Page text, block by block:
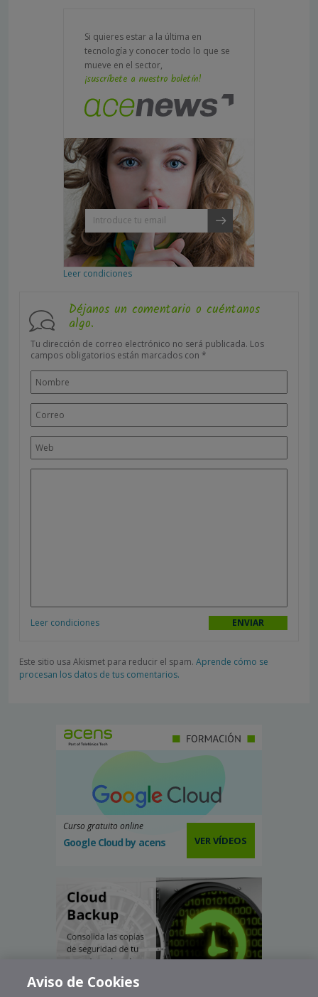
Si quieres estar a la última en
tecnología y conocer todo lo que se
mueve en el sector,
¡suscríbete a nuestro boletín!
Leer condiciones
Déjanos un comentario o cuéntanos
algo.
Tu dirección de correo electrónico no será publicada. Los
campos obligatorios están marcados con *
Leer condiciones
Este sitio usa Akismet para reducir el spam. Aprende cómo se
procesan los datos de tus comentarios.
Curso gratuito online
Google Cloud by acens VER VÍDEOS
Aviso de Cookies